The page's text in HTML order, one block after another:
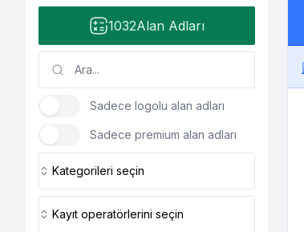
1032Alan Adları
Sadece logolu alan adları
Sadece premium alan adları
Kategorileri seçin
Kayıt operatörlerini seçin